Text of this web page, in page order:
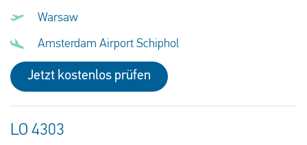
Warsaw
Amsterdam Airport Schiphol
Jetzt kostenlos prüfen
LO 4303